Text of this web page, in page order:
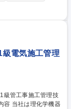
電機等）・配線工
件：民間の工場、鉄
場）※元請け・下請
やりがいのある仕事
ラスの営業利益率で
電気施工管理